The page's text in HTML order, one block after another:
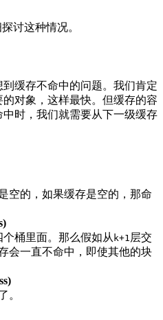
讨这种情况。
缓存不命中的问题。我们肯定
对象，这样最快。但缓存的容
时，我们就需要从下一级缓存
空的，如果缓存是空的，那命
个桶里面。那么假如从 k+1 层交
会一直不命中，即使其他的块
。